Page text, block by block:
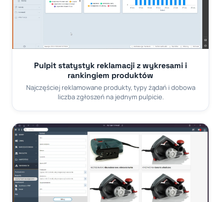
Pulpit statystyk reklamacji z wykresami i
rankingiem produktów
Najczęściej reklamowane produkty, typy żądań i dobowa
liczba zgłoszeń na jednym pulpicie.